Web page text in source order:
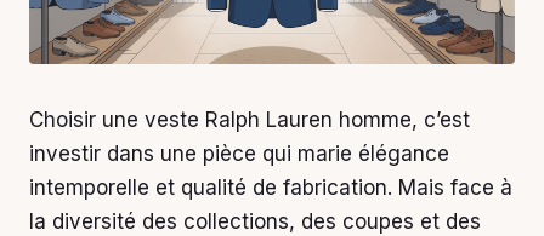
Choisir une veste Ralph Lauren homme, c’est
investir dans une pièce qui marie élégance
intemporelle et qualité de fabrication. Mais face à
la diversité des collections, des coupes et des